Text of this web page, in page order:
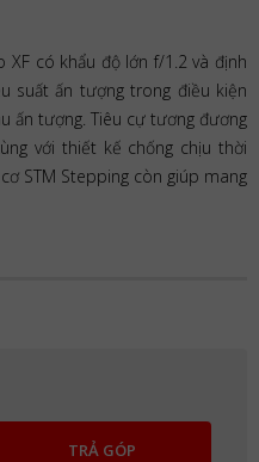
XF có khẩu độ lớn f/1.2 và định
suất ấn tượng trong điều kiện
ấn tượng. Tiêu cự tương đương
với thiết kế chống chịu thời
STM Stepping còn giúp mang
TRẢ GÓP